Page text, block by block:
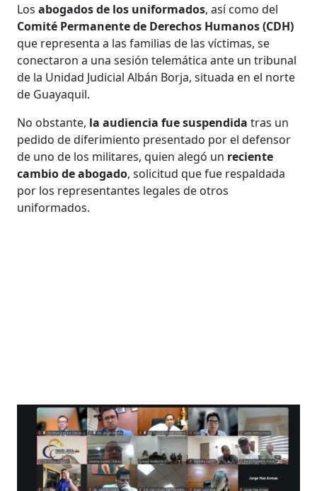
Los abogados de los uniformados, así como del
Comité Permanente de Derechos Humanos (CDH)
que representa a las familias de las víctimas, se
conectaron a una sesión telemática ante un tribunal
de la Unidad Judicial Albán Borja, situada en el norte
de Guayaquil.
No obstante, la audiencia fue suspendida tras un
pedido de diferimiento presentado por el defensor
de uno de los militares, quien alegó un reciente
cambio de abogado, solicitud que fue respaldada
por los representantes legales de otros
uniformados.